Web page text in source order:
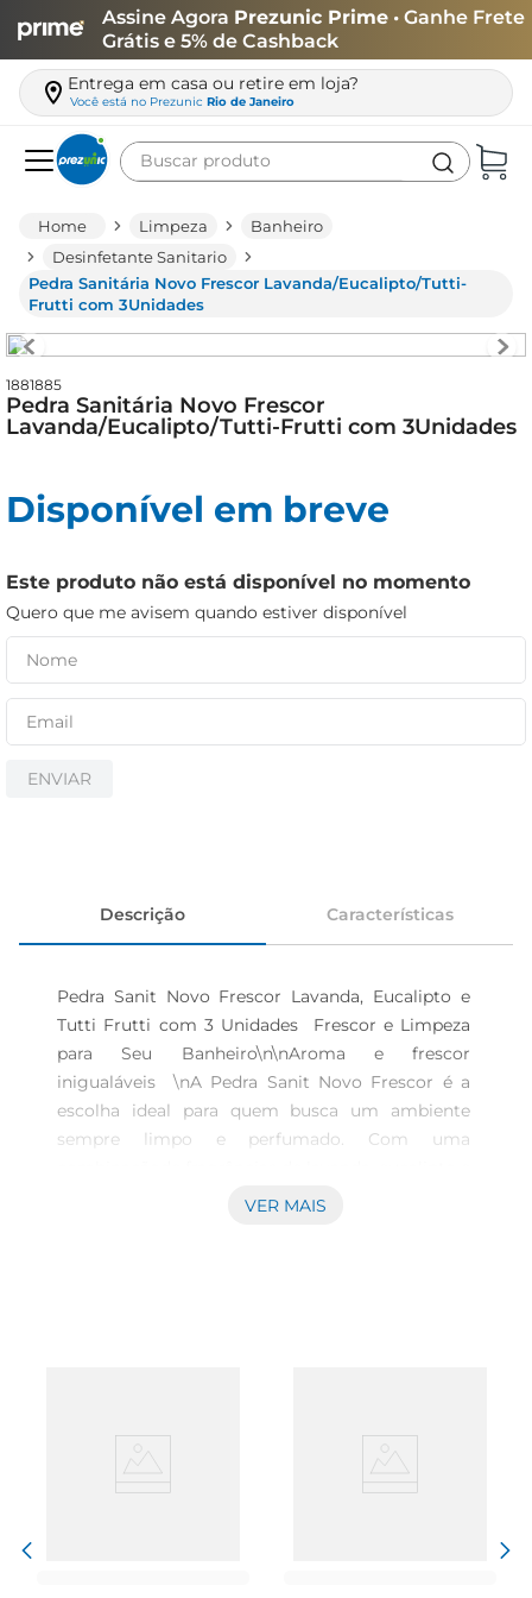
Assine Agora Prezunic Prime • Ganhe Frete
Grátis e 5% de Cashback
Entrega em casa ou retire em loja?
Você está no Prezunic Rio de Janeiro
Buscar produto
Limpeza
Banheiro
Desinfetante Sanitario
Pedra Sanitária Novo Frescor Lavanda/Eucalipto/Tutti-
Frutti com 3Unidades
1881885
Pedra Sanitária Novo Frescor
Lavanda/Eucalipto/Tutti-Frutti com 3Unidades
Disponível em breve
Este produto não está disponível no momento
Quero que me avisem quando estiver disponível
ENVIAR
Descrição Características
Pedra Sanit Novo Frescor Lavanda, Eucalipto e
Tutti Frutti com 3 Unidades  Frescor e Limpeza
para Seu Banheiro\n\nAroma e frescor
inigualáveis  \nA Pedra Sanit Novo Frescor é a
escolha ideal para quem busca um ambiente
sempre limpo e perfumado. Com uma
tutti frutti, proporciona uma experiência olfativa
demais em reserva. A aplicação é simples e
VER MAIS
leite
arroz
iogurte
papel higiênico
cerveja